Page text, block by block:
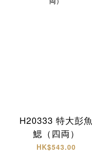
H20333 特大彭魚
鰓（四両）
HK$543.00